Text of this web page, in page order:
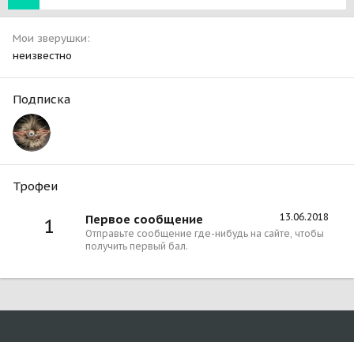
Мои зверушки
неизвестно
Подписка
Трофеи
1 13.06.2018
Первое сообщение
Отправьте сообщение где-нибудь на сайте, чтобы
получить первый бал.